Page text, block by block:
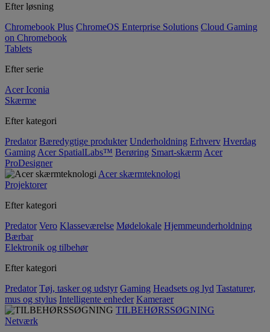
Efter løsning
Chromebook Plus ChromeOS Enterprise Solutions Cloud Gaming
on Chromebook
Tablets
Efter serie
Acer Iconia
Skærme
Efter kategori
Predator Bæredygtige produkter Underholdning Erhverv Hverdag
Gaming Acer SpatialLabs™ Berøring Smart-skærm Acer
ProDesigner
Acer skærmteknologi
Projektorer
Efter kategori
Predator Vero Klasseværelse Mødelokale Hjemmeunderholdning
Bærbar
Elektronik og tilbehør
Efter kategori
Predator Tøj, tasker og udstyr Gaming Headsets og lyd Tastaturer,
mus og stylus Intelligente enheder Kameraer
TILBEHØRSSØGNING
Netværk